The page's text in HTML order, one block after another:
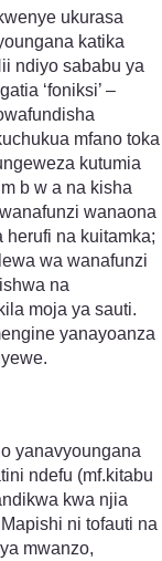
ukurasa
katika
ndiyo sababu ya
‘foniksi’ –
mfano toka
kutumia
b w a na kisha
wanaona
na kuitamka;
wa wanafunzi
na
moja ya sauti.
yanayoanza
yanavyoungana
ndefu (mf.kitabu
kwa njia
ni tofauti na
mwanzo,